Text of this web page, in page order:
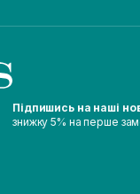
Підпишись на наші
знижку 5% на перше